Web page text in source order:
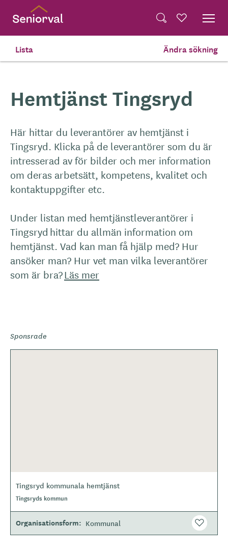
Hem
Hemtjänst Tingsryd
Här hittar du leverantörer av hemtjänst i
Tingsryd. Klicka på de leverantörer som du är
intresserad av för bilder och mer information
om deras arbetsätt, kompetens, kvalitet och
kontaktuppgifter etc.
Under listan med hemtjänstleverantörer i
Tingsryd hittar du allmän information om
hemtjänst. Vad kan man få hjälp med? Hur
ansöker man? Hur vet man vilka leverantörer
som är bra?Läs mer
Lista Ändra sökning
Sponsrade
Tingsryd kommunala hemtjänst
O
r
å
d
e
Tingsryds kommun
Organisationsform Kommunal
Translate